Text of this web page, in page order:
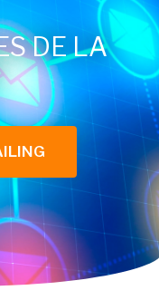
DE LA